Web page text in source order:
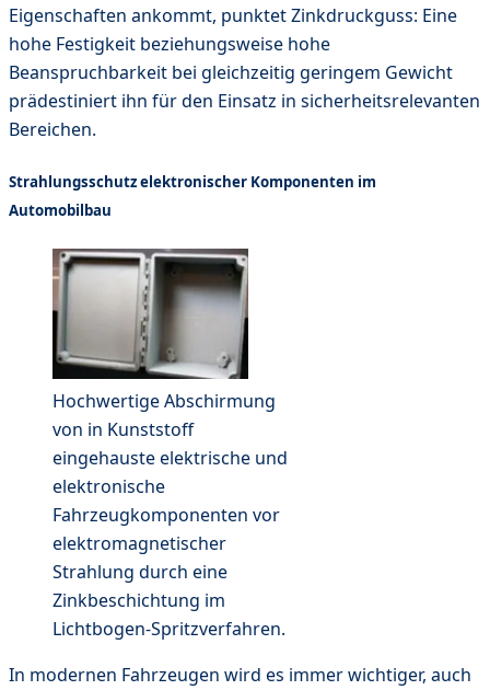
Eigenschaften ankommt, punktet Zinkdruckguss: Eine
hohe Festigkeit beziehungsweise hohe
Beanspruchbarkeit bei gleichzeitig geringem Gewicht
prädestiniert ihn für den Einsatz in sicherheitsrelevanten
Bereichen.
Strahlungsschutz elektronischer Komponenten im
Automobilbau
Hochwertige Abschirmung
von in Kunststoff
eingehauste elektrische und
elektronische
Fahrzeugkomponenten vor
elektromagnetischer
Strahlung durch eine
Zinkbeschichtung im
Lichtbogen-Spritzverfahren.
In modernen Fahrzeugen wird es immer wichtiger, auch